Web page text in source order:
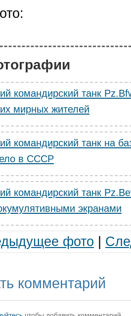
командирский танк
мирных жителей
командирский танк на
в СССР
командирский танк
экранами
фото
комментарий